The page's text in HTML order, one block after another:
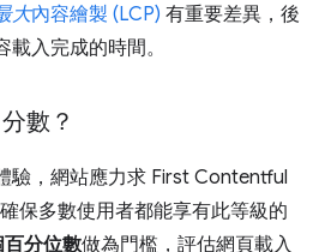
大內容繪製 (LCP) 有重要差異，後
入完成的時間。
數？
驗，網站應力求 First Contentful
保多數使用者都能享有此等級的
分位數做為門檻，評估網頁載入